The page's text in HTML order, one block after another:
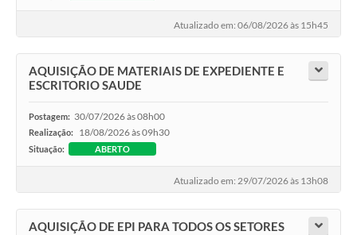
Atualizado em: 06/08/2026 às 15h45
AQUISIÇÃO DE MATERIAIS DE EXPEDIENTE E
ESCRITORIO SAUDE
Postagem: 30/07/2026 às 08h00
Realização: 18/08/2026 às 09h30
Situação: ABERTO
Atualizado em: 29/07/2026 às 13h08
AQUISIÇÃO DE EPI PARA TODOS OS SETORES